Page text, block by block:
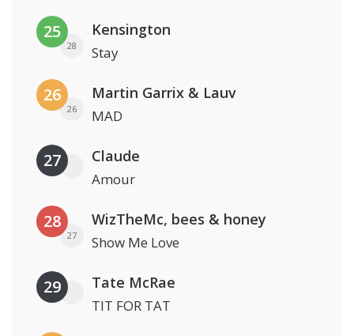
25
28
Kensington
Stay
26
26
Martin Garrix & Lauv
MAD
27 Claude
Amour
28
27
WizTheMc, bees & honey
Show Me Love
29 Tate McRae
TIT FOR TAT